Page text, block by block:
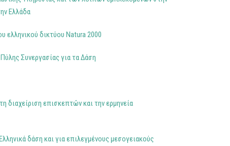
Ελλάδα
ελληνικού δικτύου Natura 2000
Συνεργασίας για τα Δάση
διαχείριση επισκεπτών και την ερμηνεία
δάση και για επιλεγμένους μεσογειακούς